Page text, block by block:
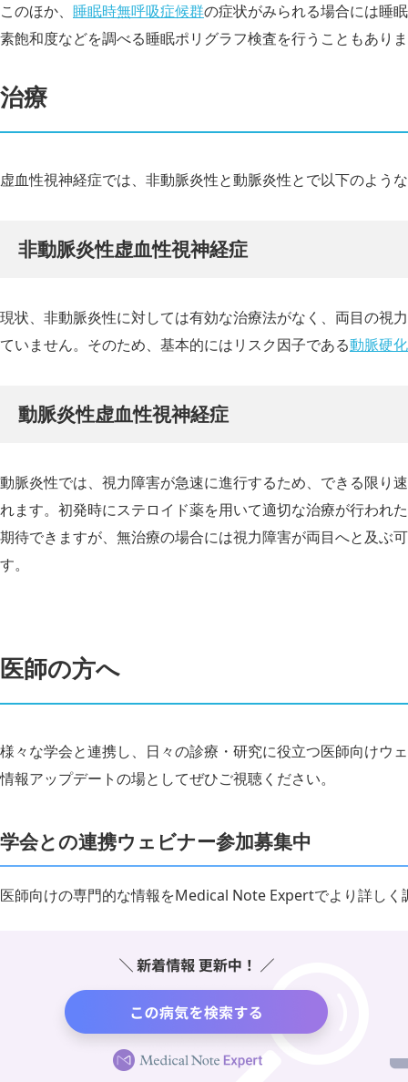
このほか、 睡眠時無呼吸症候群の症状がみられる場合には睡
素飽和度などを調べる睡眠ポリグラフ検査を行うこともあり
治療
虚血性視神経症では、非動脈炎性と動脈炎性とで以下のよう
非動脈炎性虚血性視神経症
現状、非動脈炎性に対しては有効な治療法がなく、両目の視
ていません。そのため、基本的にはリスク因子である動脈硬化
動脈炎性虚血性視神経症
動脈炎性では、視力障害が急速に進行するため、できる限り
れます。初発時にステロイド薬を用いて適切な治療が行われ
期待できますが、無治療の場合には視力障害が両目へと及ぶ
す。
医師の方へ
様々な学会と連携し、日々の診療・研究に役立つ医師向けウ
情報アップデートの場としてぜひご視聴ください。
学会との連携ウェビナー参加募集中
医師向けの専門的な情報をMedical Note Expertでより詳しく